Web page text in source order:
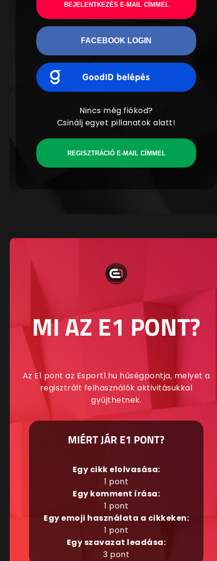
BEJELENTKEZÉS E-MAIL CÍMMEL
FACEBOOK LOGIN
Nincs még fiókod?
Csinálj egyet pillanatok alatt!
REGISZTRÁCIÓ E-MAIL CÍMMEL
MI AZ E1 PONT?
Az E1 pont az Esport1.hu hűségpontja, melyet a
regisztrált felhasználók aktivitásukkal
gyűjthetnek.
MIÉRT JÁR E1 PONT?
Egy cikk elolvasása:
1 pont
Egy komment írása:
1 pont
Egy emoji használata a cikkeken:
1 pont
Egy szavazat leadása:
3 pont